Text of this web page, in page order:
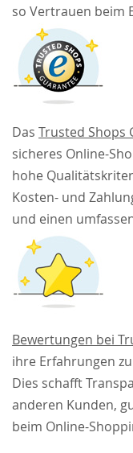
so Vertrauen beim
Das Trusted Shops
sicheres Online-
hohe
Kosten- und
und einen
Bewertungen bei
ihre Erfahrungen
Dies schafft
anderen Kunden,
beim Online-